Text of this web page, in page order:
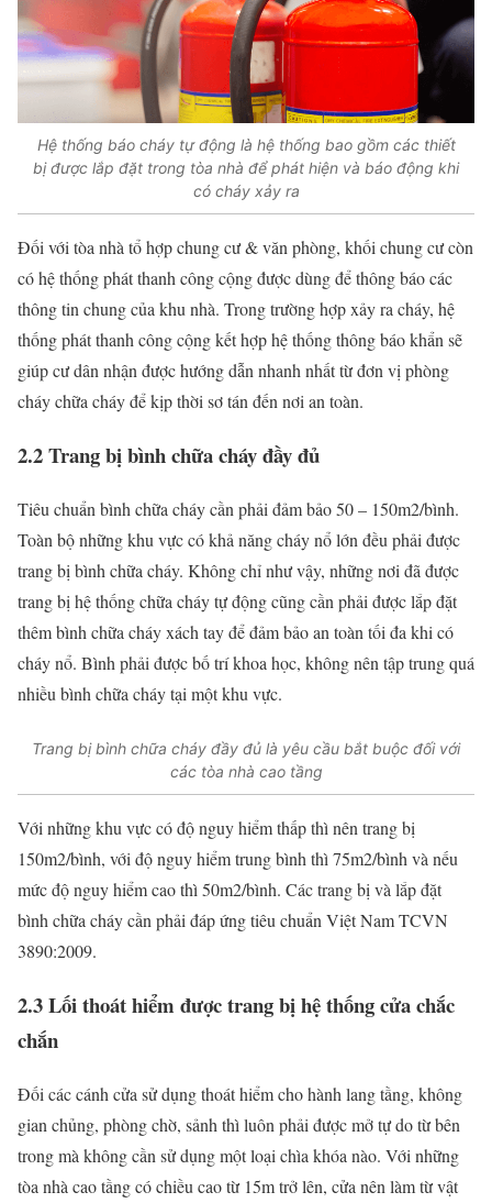
Hệ thống báo cháy tự động là hệ thống bao gồm các thiết
bị được lắp đặt trong tòa nhà để phát hiện và báo động khi
có cháy xảy ra
Đối với tòa nhà tổ hợp chung cư & văn phòng, khối chung cư còn
có hệ thống phát thanh công cộng được dùng để thông báo các
thông tin chung của khu nhà. Trong trường hợp xảy ra cháy, hệ
thống phát thanh công cộng kết hợp hệ thống thông báo khẩn sẽ
giúp cư dân nhận được hướng dẫn nhanh nhất từ đơn vị phòng
cháy chữa cháy để kịp thời sơ tán đến nơi an toàn.
2.2 Trang bị bình chữa cháy đầy đủ
Tiêu chuẩn bình chữa cháy cần phải đảm bảo 50 – 150m2/bình.
Toàn bộ những khu vực có khả năng cháy nổ lớn đều phải được
trang bị bình chữa cháy. Không chỉ như vậy, những nơi đã được
trang bị hệ thống chữa cháy tự động cũng cần phải được lắp đặt
thêm bình chữa cháy xách tay để đảm bảo an toàn tối đa khi có
cháy nổ. Bình phải được bố trí khoa học, không nên tập trung quá
nhiều bình chữa cháy tại một khu vực.
Trang bị bình chữa cháy đầy đủ là yêu cầu bắt buộc đối với
các tòa nhà cao tầng
Với những khu vực có độ nguy hiểm thấp thì nên trang bị
150m2/bình, với độ nguy hiểm trung bình thì 75m2/bình và nếu
mức độ nguy hiểm cao thì 50m2/bình. Các trang bị và lắp đặt
bình chữa cháy cần phải đáp ứng tiêu chuẩn Việt Nam TCVN
3890:2009.
2.3 Lối thoát hiểm được trang bị hệ thống cửa chắc
chắn
Đối các cánh cửa sử dụng thoát hiểm cho hành lang tầng, không
gian chủng, phòng chờ, sảnh thì luôn phải được mở tự do từ bên
trong mà không cần sử dụng một loại chìa khóa nào. Với những
tòa nhà cao tầng có chiều cao từ 15m trở lên, cửa nên làm từ vật